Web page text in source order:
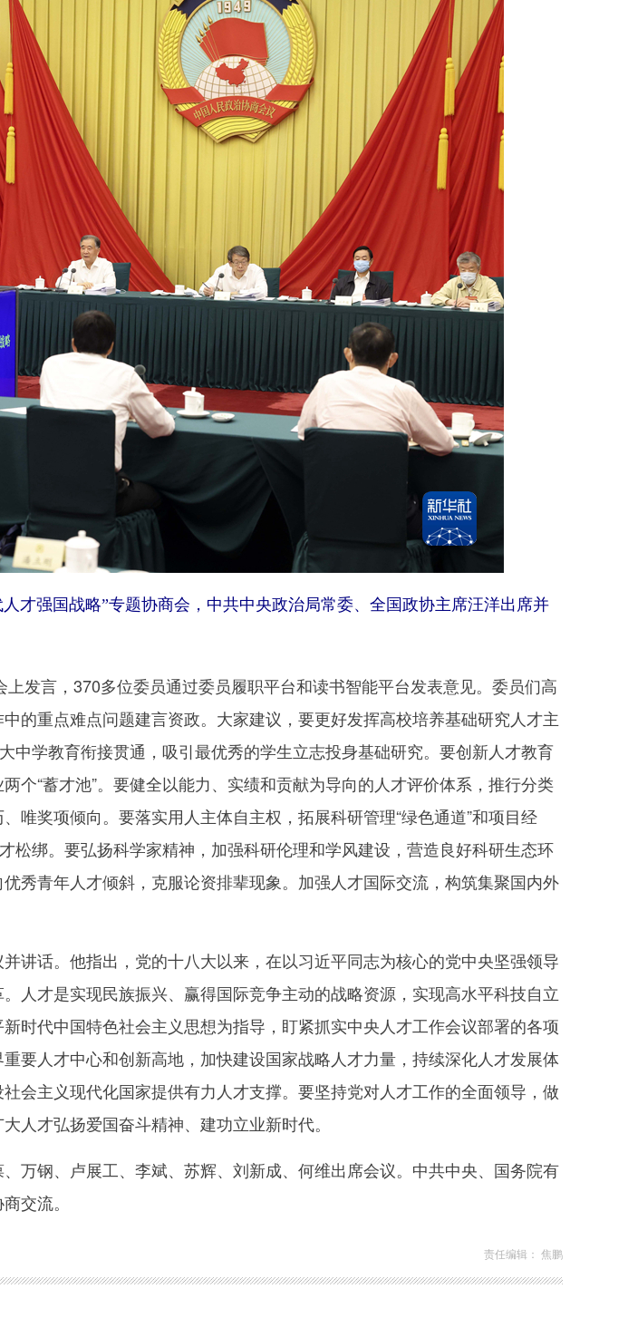
才强国战略”专题协商会，中共中央政治局常委、全国政协主席汪洋出席并
言，370多位委员通过委员履职平台和读书智能平台发表意见。委员们高
的重点难点问题建言资政。大家建议，要更好发挥高校培养基础研究人才主
中学教育衔接贯通，吸引最优秀的学生立志投身基础研究。要创新人才教育
个“蓄才池”。要健全以能力、实绩和贡献为导向的人才评价体系，推行分类
唯奖项倾向。要落实用人主体自主权，拓展科研管理“绿色通道”和项目经
松绑。要弘扬科学家精神，加强科研伦理和学风建设，营造良好科研生态环
秀青年人才倾斜，克服论资排辈现象。加强人才国际交流，构筑集聚国内外
话。他指出，党的十八大以来，在以习近平同志为核心的党中央坚强领导
人才是实现民族振兴、赢得国际竞争主动的战略资源，实现高水平科技自立
时代中国特色社会主义思想为指导，盯紧抓实中央人才工作会议部署的各项
要人才中心和创新高地，加快建设国家战略人才力量，持续深化人才发展体
会主义现代化国家提供有力人才支撑。要坚持党对人才工作的全面领导，做
人才弘扬爱国奋斗精神、建功立业新时代。
钢、卢展工、李斌、苏辉、刘新成、何维出席会议。中共中央、国务院有
交流。
责任编辑： 焦鹏